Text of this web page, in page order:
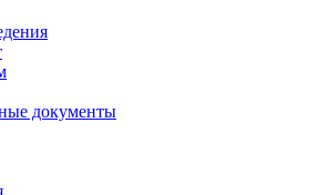
документы